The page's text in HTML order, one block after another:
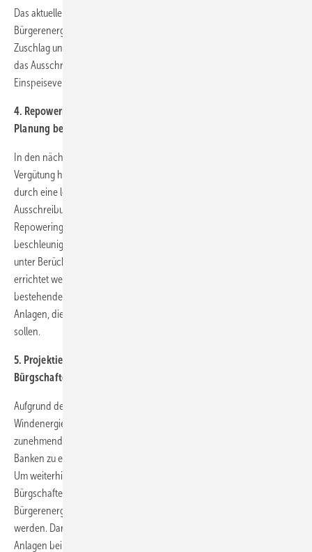
Das aktuelle Ausschreibungsverfahren erschwert besonders der
Bürgerenergie die Teilnahme, da die Unsicherheit über einen
Zuschlag und damit das finanzielle Risiko zu groß ist. Deshalb muss
das Ausschreibungssystem für Bürgerenergieprojekte zugunsten einer
Einspeisevergütung abgeschafft werden.
4. Repowering durch separate Ausschreibungen und verkürzte
Planung beschleunigen
In den nächsten Jahren fallen immer mehr alte Anlagen aus der EEG-
Vergütung heraus. Bei vielen dieser Anlagen bietet sich ein Ersatz
durch eine leistungsstärkere Anlage an. Deshalb müssen separate
Ausschreibungsverfahren und zusätzliche Mengen speziell für
Repoweringprojekte eingeführt und das Genehmigungsverfahren
beschleunigt werden, wenn die neue Anlage am selben Standort
unter Berücksichtigung der rechtlichen Vorgaben, u. a. der TA Lärm,
errichtet werden soll. Aktuell durchlaufen Windenergieanlagen, die
bestehende Anlagen ersetzen sollen, das gleiche Verfahren wie jene
Anlagen, die an einem bisher nicht genutzten Standort gebaut werden
sollen.
5. Projektierern und Herstellern in der Krise mit KfW-
Bürgschaften helfen
Aufgrund der unsicheren Bedingungen für den weiteren Ausbau der
Windenergie in Deutschland fällt es Projektierern und Herstellern
zunehmend schwer, gute Konditionen oder überhaupt Kredite bei
Banken zu erhalten, um Windenergieprojekte umsetzen zu können.
Um weiterhin Projekte realisieren zu können, könnten KfW-
Bürgschaften eine kurzfristige Übergangslösung sein. Besonders für
Bürgerenergieprojekte sollte solch eine Finanzierung gewährleistet
werden. Darüber hinaus ist es wichtig, dass zeitnah Bestellungen von
Anlagen bei den Firmen eingehen und sich eine Kontinuität bei den